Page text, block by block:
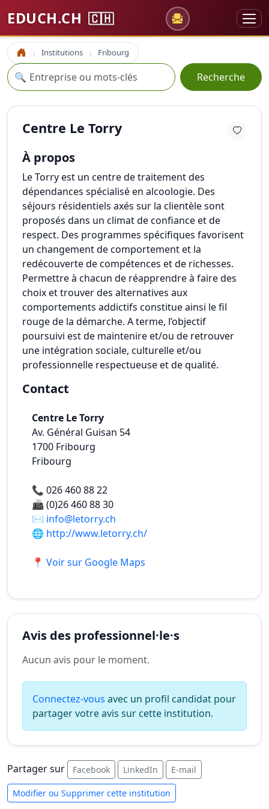
EDUCH.CH 🇨🇭
Accueil Institutions Fribourg
Recherche
🔍 Recherche
Centre Le Torry
À propos
Le Torry est un centre de traitement des
dépendances spécialisé en alcoologie. Des
séjours résidentiels axés sur la clientèle sont
proposés dans un climat de confiance et de
respect. Des programmes spécifiques favorisent
un changement de comportement et la
redécouverte de compétences et de richesses.
Permettre à chacun de réapprendre à faire des
choix et trouver des alternatives aux
comportements addictifs constitue ainsi le fil
rouge de la démarche. A terme, l’objectif
poursuivi est de maintenire et/ou de retrouver
une intégration sociale, culturelle et/ou
professionnelle respectueuse et de qualité.
Contact
Centre Le Torry
Av. Général Guisan 54
1700 Fribourg
Fribourg
📞 026 460 88 22
📠(0)26 460 88 30
✉️ info@letorry.ch
🌐 http://www.letorry.ch/
📍 Voir sur Google Maps
Avis des professionnel·le·s
Aucun avis pour le moment.
Connectez-vous avec un profil candidat pour
partager votre avis sur cette institution.
Partager sur Facebook LinkedIn E-mail
Modifier ou Supprimer cette institution